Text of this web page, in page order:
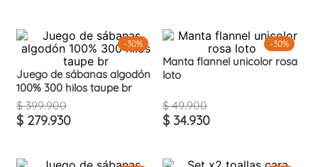
-30%
Juego de sábanas algodón
100% 300 hilos taupe br
$ 399.900
$ 279.930
-30%
Manta flannel unicolor rosa
loto
$ 49.900
$ 34.930